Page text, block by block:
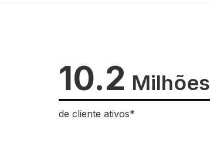
10.2 Milhões
de cliente ativos*